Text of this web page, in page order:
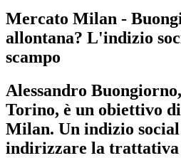
Mercato Milan -
allontana? L'indizio
scampo
Alessandro
Torino, è un obiettivo
Milan. Un indizio
indirizzare la trattativa